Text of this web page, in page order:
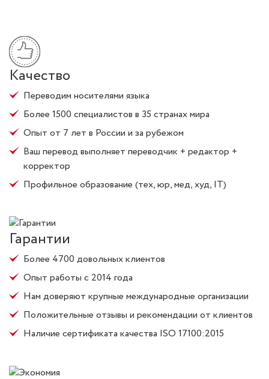
Качество
Переводим носителями языка
Более 1500 специалистов в 35 странах мира
Опыт от 7 лет в России и за рубежом
Ваш перевод выполняет переводчик + редактор +
корректор
Профильное образование (тех, юр, мед, худ, IT)
Гарантии
Более 4700 довольных клиентов
Опыт работы с 2014 года
Нам доверяют крупные международные организации
Положительные отзывы и рекомендации от клиентов
Наличие сертификата качества ISO 17100:2015